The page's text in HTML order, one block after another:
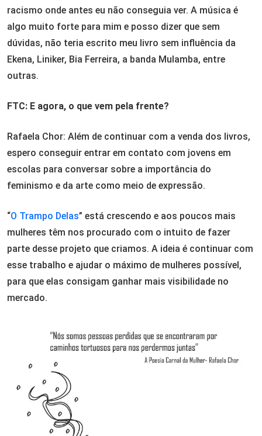
racismo onde antes eu não conseguia ver. A música é
algo muito forte para mim e posso dizer que sem
dúvidas, não teria escrito meu livro sem influência da
Ekena, Liniker, Bia Ferreira, a banda Mulamba, entre
outras.
FTC: E agora, o que vem pela frente?
Rafaela Chor: Além de continuar com a venda dos livros,
espero conseguir entrar em contato com jovens em
escolas para conversar sobre a importância do
feminismo e da arte como meio de expressão.
“O Trampo Delas” está crescendo e aos poucos mais
mulheres têm nos procurado com o intuito de fazer
parte desse projeto que criamos. A ideia é continuar com
esse trabalho e ajudar o máximo de mulheres possível,
para que elas consigam ganhar mais visibilidade no
mercado.